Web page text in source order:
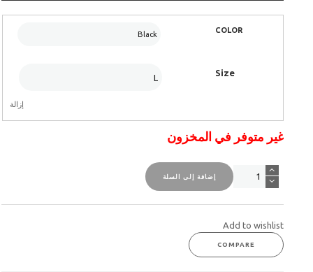
COLOR
Size
إزالة
غير متوفر في المخزون
كمية
مشد
V-
neck
كم
إضافة إلى السلة
Add to wishlist
COMPARE